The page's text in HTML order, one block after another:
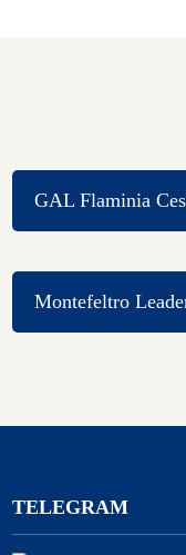
GAL Flaminia
Montefeltro
TELEGRAM